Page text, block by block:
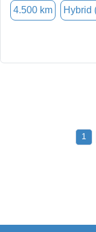
4.500 km Hybrid
1